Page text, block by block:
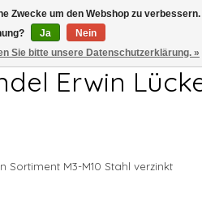
FR 7.00-13.00Uhr
Erwin
Sortiment M3-M10 Stahl verzinkt
Zwecke um den Webshop zu verbessern.
Ja
Nein
Sie bitte unsere Datenschutzerklärung. »